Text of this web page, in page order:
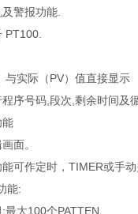
警报功能.
PT100.
与实际（PV）值直接显示
序号码,段次,剩余时间及
面。
可作定时，TIMER或手动
能:
大100个PATTEN.